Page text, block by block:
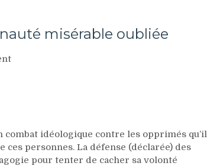
misérable oubliée
on
une
communauté
misérable
idéologique contre les opprimés qu’il
ces personnes. La défense (déclarée) des
pour tenter de cacher sa volonté